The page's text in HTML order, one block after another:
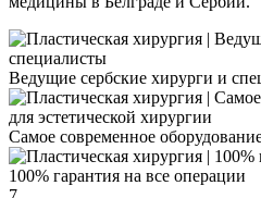
Ведущие сербские хирурги и
Самое современное
100% гарантия на все операции